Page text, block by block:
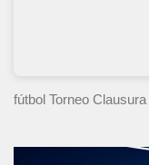
fútbol Torneo Clausura